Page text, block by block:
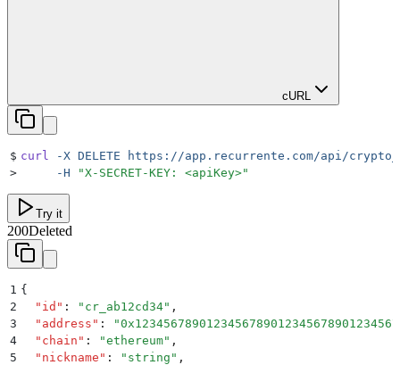
cURL
$ curl -X DELETE https://app.recurrente.com/api/
>
     -H
"X-SECRET-KEY: <apiKey>"
Try it
200Deleted
1 {
2
  "
id " : " cr_ab12cd34" ,
3
  "
address " : "
4
  "
chain " : "ethereum" ,
5
  "
nickname " : " string " ,